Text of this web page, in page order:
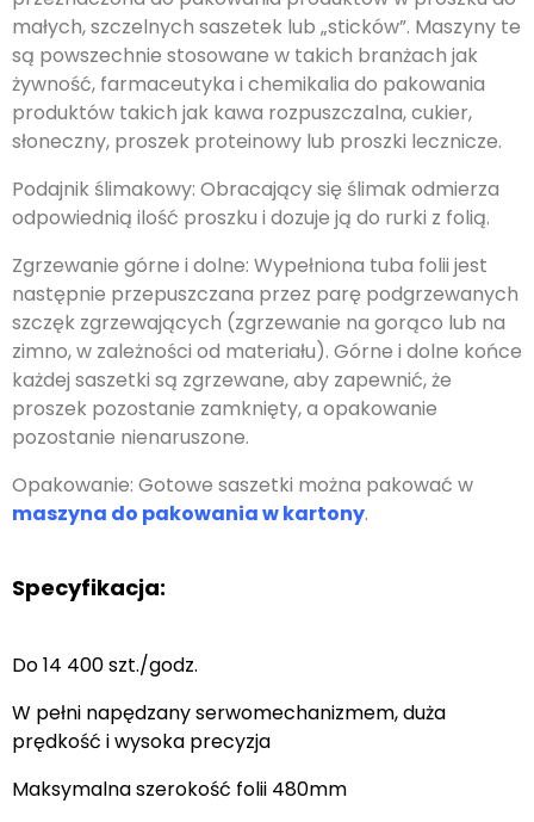
małych, szczelnych saszetek lub „sticków”. Maszyny te
są powszechnie stosowane w takich branżach jak
żywność, farmaceutyka i chemikalia do pakowania
produktów takich jak kawa rozpuszczalna, cukier,
słoneczny, proszek proteinowy lub proszki lecznicze.
Podajnik ślimakowy: Obracający się ślimak odmierza
odpowiednią ilość proszku i dozuje ją do rurki z folią.
Zgrzewanie górne i dolne: Wypełniona tuba folii jest
następnie przepuszczana przez parę podgrzewanych
szczęk zgrzewających (zgrzewanie na gorąco lub na
zimno, w zależności od materiału). Górne i dolne końce
każdej saszetki są zgrzewane, aby zapewnić, że
proszek pozostanie zamknięty, a opakowanie
pozostanie nienaruszone.
Opakowanie: Gotowe saszetki można pakować w
maszyna do pakowania w kartony.
Specyfikacja:
Do 14 400 szt./godz.
W pełni napędzany serwomechanizmem, duża
prędkość i wysoka precyzja
Maksymalna szerokość folii 480mm